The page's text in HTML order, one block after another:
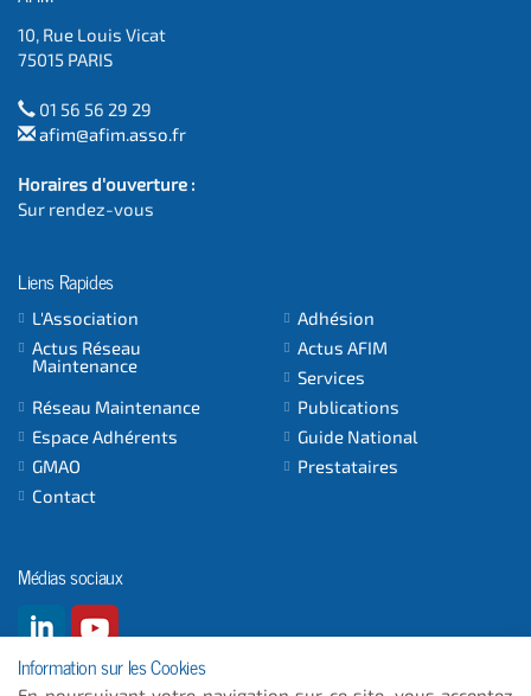
10, Rue Louis Vicat
75015 PARIS
01 56 56 29 29
afim@afim.asso.fr
Horaires d'ouverture :
Sur rendez-vous
Liens Rapides
L'Association
Adhésion
Actus Réseau
Maintenance
Actus AFIM
Services
Réseau Maintenance
Publications
Espace Adhérents
Guide National
GMAO
Prestataires
Contact
Médias sociaux
Information sur les Cookies